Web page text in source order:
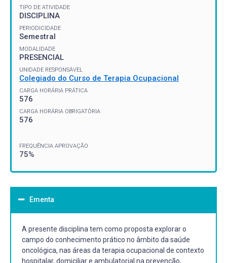
TIPO DE ATIVIDADE
DISCIPLINA
PERIODICIDADE
Semestral
MODALIDADE
PRESENCIAL
UNIDADE RESPONSÁVEL
Colegiado do Curso de Terapia Ocupacional
CARGA HORÁRIA PRÁTICA
576
CARGA HORÁRIA OBRIGATÓRIA
576
FREQUÊNCIA APROVAÇÃO
75%
Ementa
A presente disciplina tem como proposta explorar o
campo do conhecimento prático no âmbito da saúde
oncológica, nas áreas da terapia ocupacional de contexto
hospitalar, domiciliar e ambulatorial na prevenção,